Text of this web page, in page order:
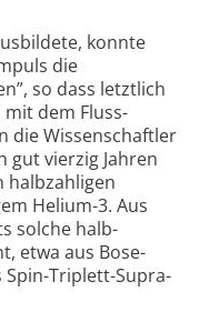
konnte
die
so dass letzt­lich
mit dem Fluss­
die Wissen­schaftler
gut vierzig Jahren
halb­zahligen
Helium-3. Aus
solche halb­
etwa aus Bose-
Spin-Triplett-Supra­